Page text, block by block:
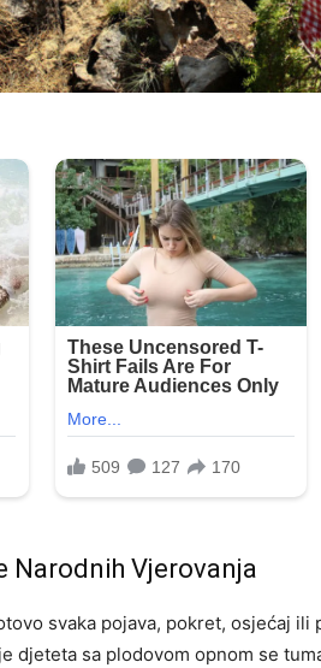
Narodnih Vjerovanja
svaka pojava, pokret, osjećaj
djeteta sa plodovom opnom se